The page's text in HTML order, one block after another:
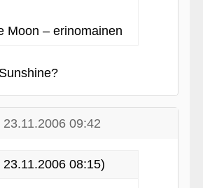
Moon – erinomainen
23.11.2006 09:42
23.11.2006 08:15)